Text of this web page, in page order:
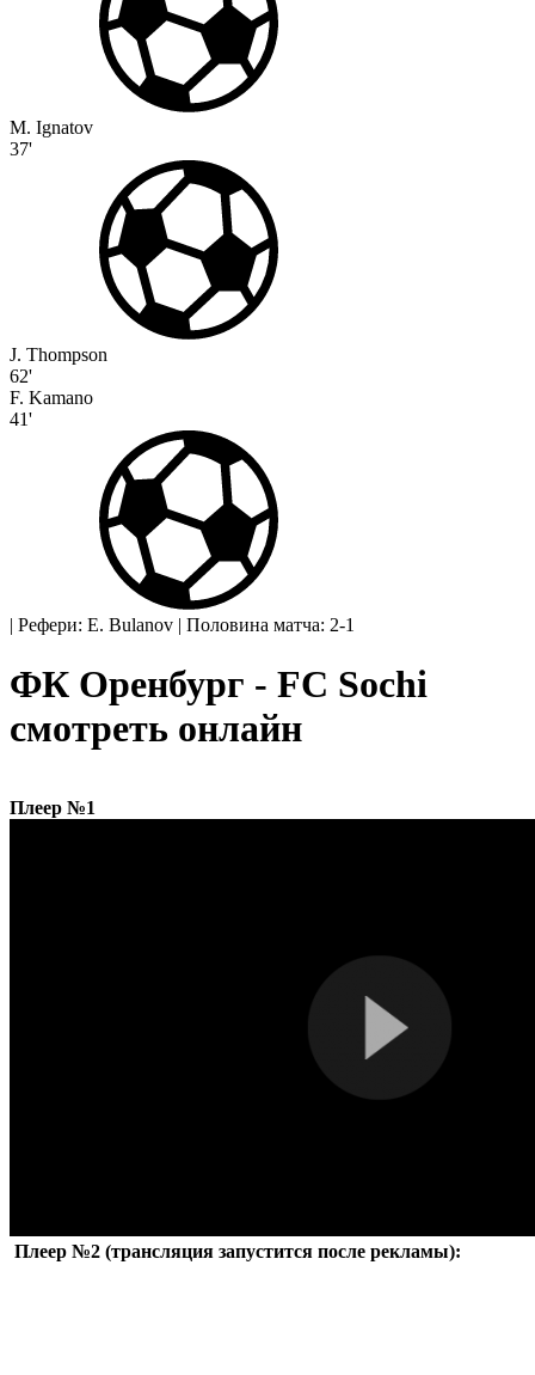
M. Ignatov
37'
J. Thompson
62'
F. Kamano
41'
| Рефери: E. Bulanov | Половина матча: 2-1
ФК Оренбург - FC Sochi
смотреть онлайн
Плеер №1
Плеер №2 (трансляция запустится после рекламы):